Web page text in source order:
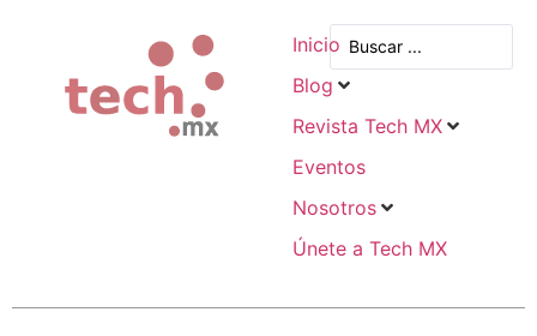
Inicio
Blog
Revista Tech MX
Eventos
Nosotros
Únete a Tech MX